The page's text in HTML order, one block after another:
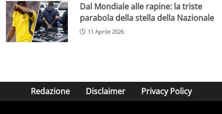
Dal Mondiale alle rapine: la triste
parabola della stella della Nazionale
11 Aprile 2026
Redazione Disclaimer Privacy Policy